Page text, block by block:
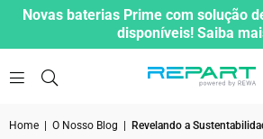
Novas baterias Prime com solução
disponíveis! Saiba
Home O Nosso Blog Revelando a